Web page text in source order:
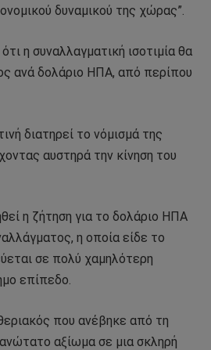
δυναμικού της χώρας”.
η συναλλαγματική ισοτιμία θα
ανά δολάριο ΗΠΑ, από περίπου
διατηρεί το νόμισμά της
αυστηρά την κίνηση του
η ζήτηση για το δολάριο ΗΠΑ
η οποία είδε το
σε πολύ χαμηλότερη
επίπεδο.
που ανέβηκε από τη
αξίωμα σε μια σκληρή